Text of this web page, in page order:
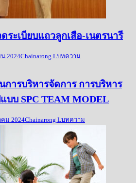
ระเบียบแถวลูกเสือ-เนตรนารี
2024Chainarong Lบทความ
การบริหารจัดการ การบริหาร
บบ SPC TEAM MODEL
ม 2024Chainarong Lบทความ